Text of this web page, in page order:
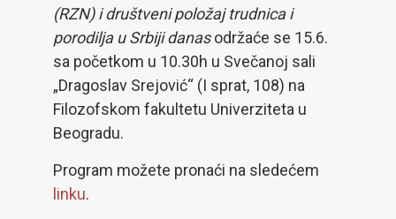
(RZN) i društveni položaj trudnica i
porodilja u Srbiji danasodržaće se 15.6.
sa početkom u 10.30h u Svečanoj sali
„Dragoslav Srejović“ (I sprat, 108) na
Filozofskom fakultetu Univerziteta u
Beogradu.
Program možete pronaći na sledećem
linku.